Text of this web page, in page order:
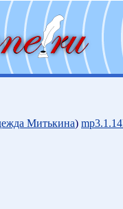
Митькина)